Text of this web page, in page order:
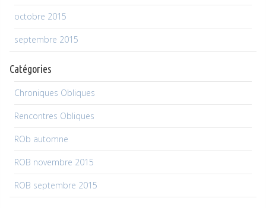
octobre 2015
septembre 2015
Catégories
Chroniques Obliques
Rencontres Obliques
ROb automne
ROB novembre 2015
ROB septembre 2015